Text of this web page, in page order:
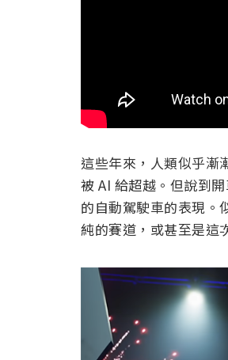
這些年來，人類似乎漸
被 AI 給超越。但說到
的自動駕駛車的表現。
純的賽道，或甚至是這